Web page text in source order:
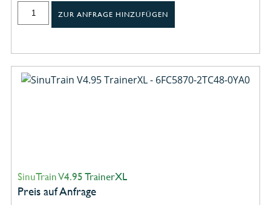
ZUR ANFRAGE HINZUFÜGEN
SinuTrain V4.95 TrainerXL
Preis auf Anfrage